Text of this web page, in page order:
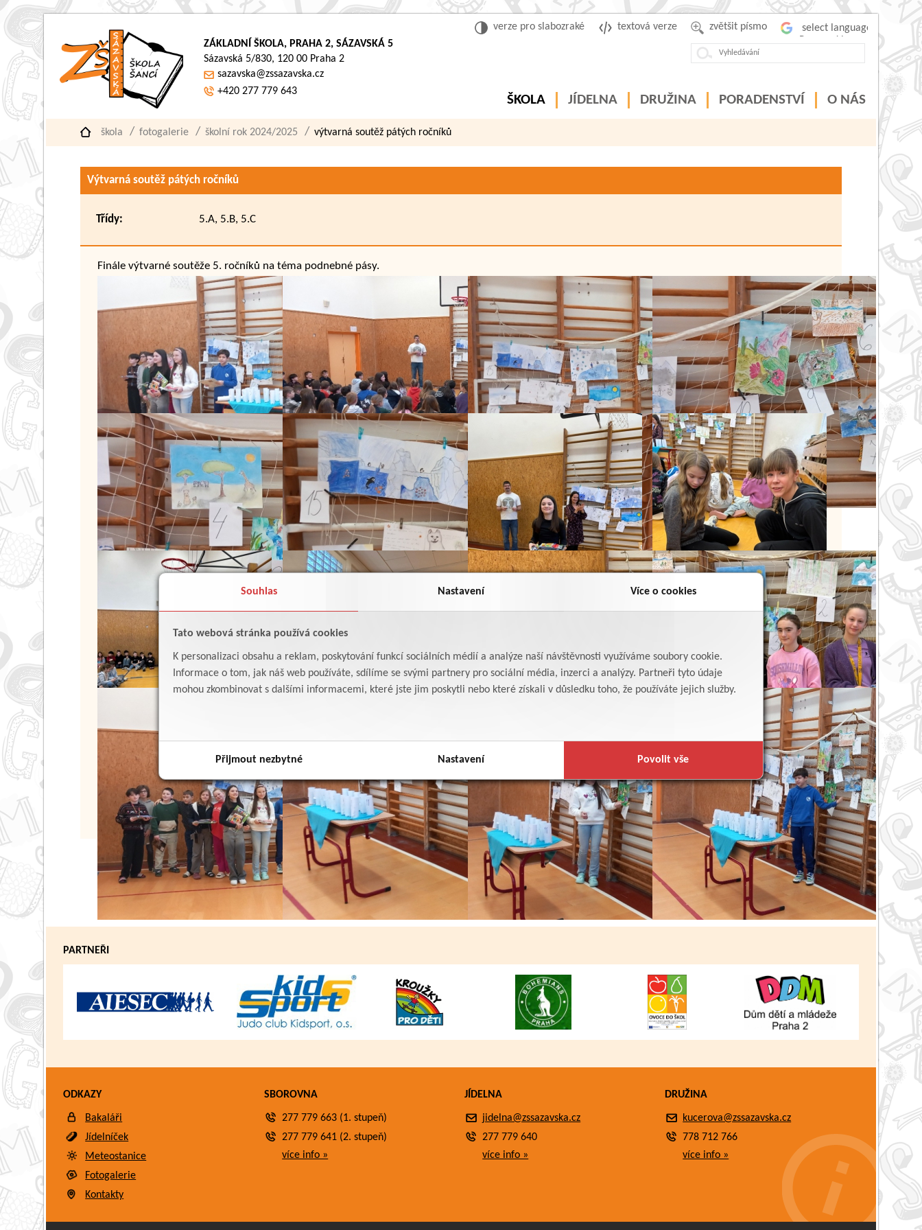
Souhlas Nastavení Více o cookies
Tato webová stránka používá cookies
K personalizaci obsahu a reklam, poskytování funkcí sociálních médií a analýze naší návštěvnosti využíváme soubory cookie.
Informace o tom, jak náš web používáte, sdílíme se svými partnery pro sociální média, inzerci a analýzy. Partneři tyto údaje
mohou zkombinovat s dalšími informacemi, které jste jim poskytli nebo které získali v důsledku toho, že používáte jejich služby.
Přijmout nezbytné Nastavení Povolit vše
zvětšit písmo
textová verze
verze pro slabozraké
ZÁKLADNÍ ŠKOLA, PRAHA 2, SÁZAVSKÁ 5
Sázavská 5/830, 120 00 Praha 2
sazavska@zssazavska.cz
+420 277 779 643
ŠKOLA JÍDELNA DRUŽINA PORADENSTVÍ O NÁS
škola fotogalerie školní rok 2024/2025 výtvarná soutěž pátých ročníků
Výtvarná soutěž pátých ročníků
Třídy: 5.A, 5.B, 5.C
Finále výtvarné soutěže 5. ročníků na téma podnebné pásy.
Zpět
PARTNEŘI
ODKAZY
Bakaláři
Jídelníček
Meteostanice
Fotogalerie
Kontakty
SBOROVNA
277 779 663 (1. stupeň)
277 779 641 (2. stupeň)
více info »
JÍDELNA
jidelna@zssazavska.cz
277 779 640
více info »
DRUŽINA
kucerova@zssazavska.cz
778 712 766
více info »